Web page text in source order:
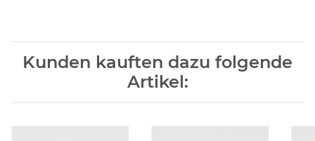
Kunden kauften dazu folgende
Artikel: